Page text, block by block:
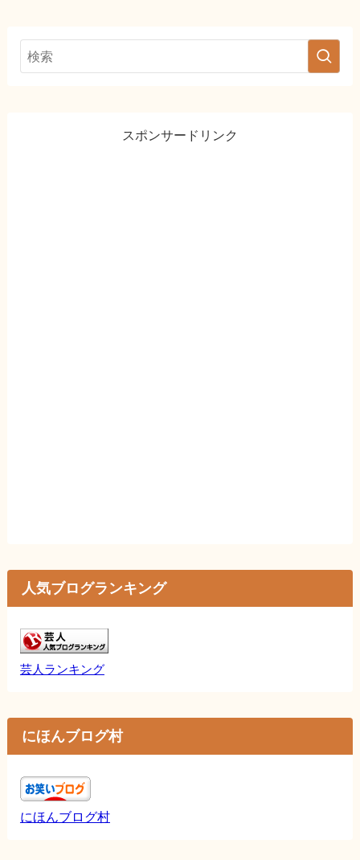
スポンサードリンク
人気ブログランキング
芸人ランキング
にほんブログ村
にほんブログ村